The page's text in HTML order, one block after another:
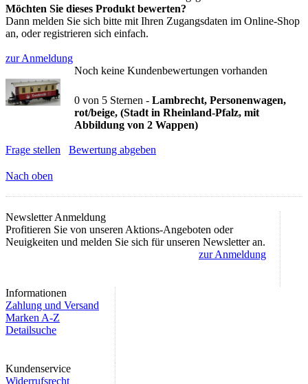
Möchten Sie dieses Produkt bewerten?
Dann melden Sie sich bitte mit Ihren Zugangsdaten im Online-Shop
an, oder registrieren sich einfach.
zur Anmeldung
Noch keine Kundenbewertungen vorhanden
0 von 5 Sternen - Lambrecht, Personenwagen,
rot/beige, (Stadt in Rheinland-Pfalz, mit
Abbildung von 2 Wappen)
Frage stellen Bewertung abgeben
Nach oben
Newsletter Anmeldung
Profitieren Sie von unseren Aktions-Angeboten oder
Neuigkeiten und melden Sie sich für unseren Newsletter an.
zur Anmeldung
Informationen
Zahlung und Versand
Marken A-Z
Detailsuche
Kundenservice
Widerrufsrecht